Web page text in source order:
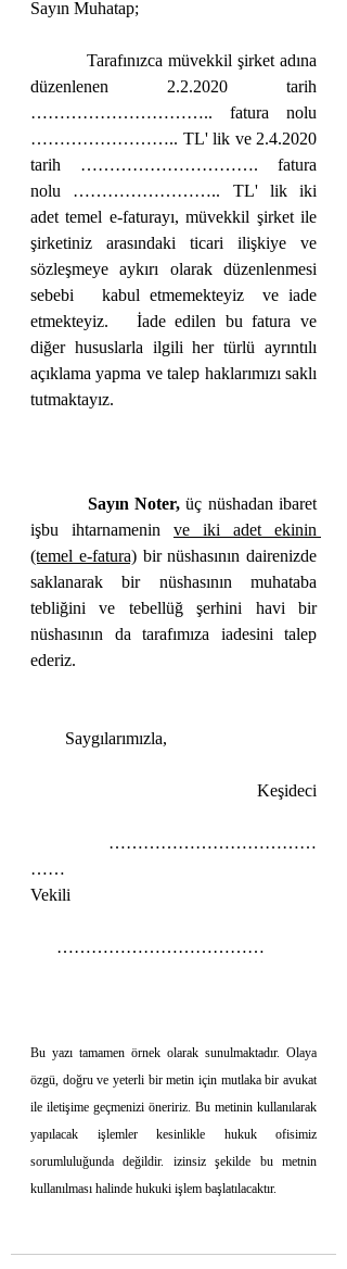
Sayın Muhatap;
Tarafınızca müvekkil şirket adına
düzenlenen 2.2.2020 tarih
………………………….. fatura nolu
…………………….. TL' lik ve 2.4.2020
tarih …………………………. fatura
nolu …………………….. TL' lik iki
adet temel e-faturayı, müvekkil şirket ile
şirketiniz arasındaki ticari ilişkiye ve
sözleşmeye aykırı olarak düzenlenmesi
sebebi   kabul etmemekteyiz  ve iade
etmekteyiz.   İade edilen bu fatura ve
diğer hususlarla ilgili her türlü ayrıntılı
açıklama yapma ve talep haklarımızı saklı
tutmaktayız.
Sayın Noter, üç nüshadan ibaret
işbu ihtarnamenin ve iki adet ekinin
(temel e-fatura) bir nüshasının dairenizde
saklanarak bir nüshasının muhataba
tebliğini ve tebellüğ şerhini havi bir
nüshasının da tarafımıza iadesini talep
ederiz.
Saygılarımızla,
Keşideci
………………………………
……
Vekili
………………………………
Bu yazı tamamen örnek olarak sunulmaktadır. Olaya
özgü, doğru ve yeterli bir metin için mutlaka bir avukat
ile iletişime geçmenizi öneririz. Bu metinin kullanılarak
yapılacak işlemler kesinlikle hukuk ofisimiz
sorumluluğunda değildir. izinsiz şekilde bu metnin
kullanılması halinde hukuki işlem başlatılacaktır.